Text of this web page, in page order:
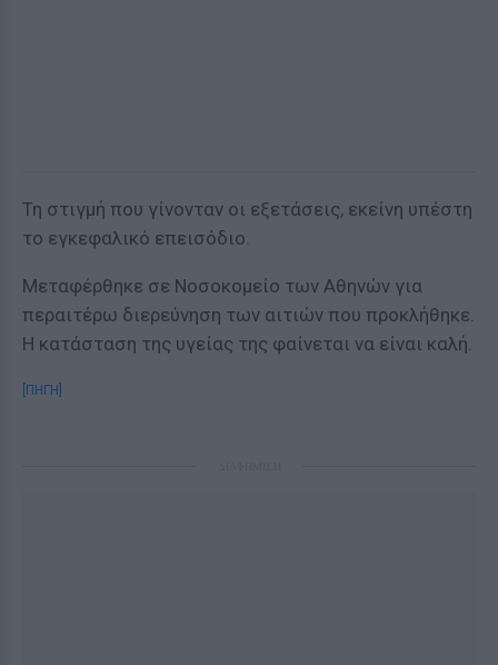
Τη στιγμή που γίνονταν οι εξετάσεις, εκείνη υπέστη
το εγκεφαλικό επεισόδιο.
Μεταφέρθηκε σε Νοσοκομείο των Αθηνών για
περαιτέρω διερεύνηση των αιτιών που προκλήθηκε.
Η κατάσταση της υγείας της φαίνεται να είναι καλή.
[ΠΗΓΗ]